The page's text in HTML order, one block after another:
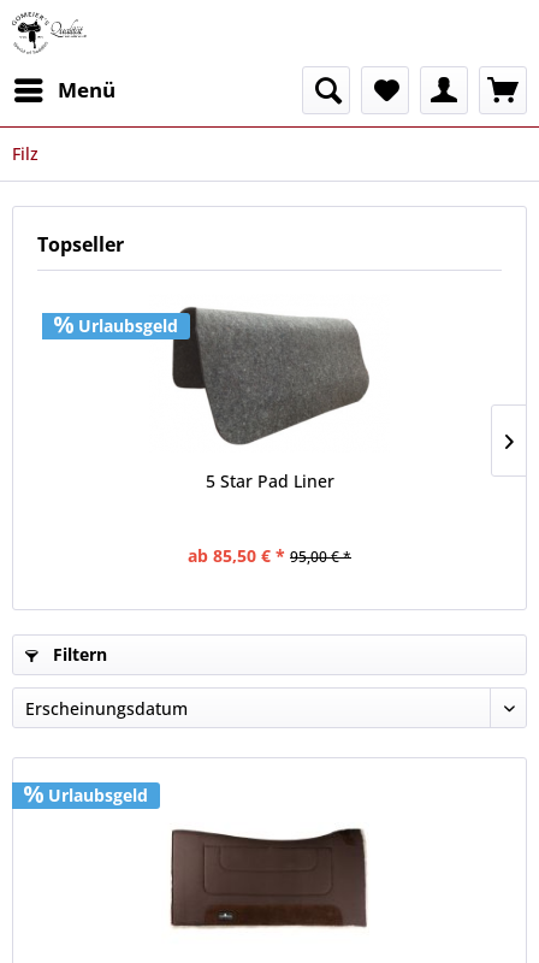
Menü
Filz
Topseller
Urlaubsgeld
5 Star Pad Liner
ab 85,50 € * 95,00 € *
Filtern
Urlaubsgeld